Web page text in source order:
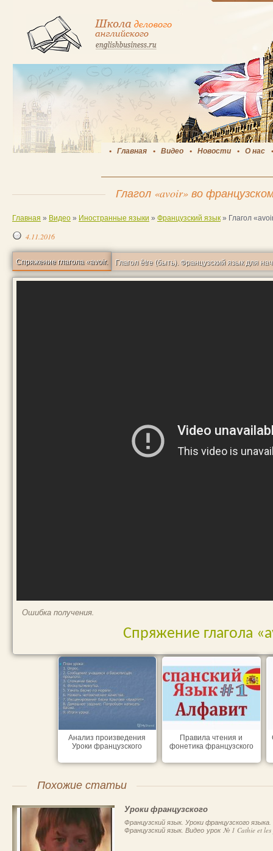
Главная Видео Новости О нас
Глагол «avoir» во
Главная » Видео » Иностранные языки » Французский язык » Глагол
4.11.2016
Спряжение глагола «avoir.
Ошибка получения.
Спряжение глагола
Анализ произведения
Уроки французского
Правила чтения и
фонетика французского
Похожие статьи
Уроки французского
Французский язык. Уроки французского
Французский язык. Видео урок № 1 Cathie et